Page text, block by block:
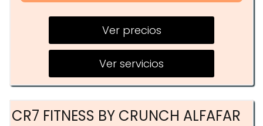
CrossFit
Endurance
Full Body
Ver precios
Ver servicios
CR7 FITNESS BY CRUNCH ALFAFAR